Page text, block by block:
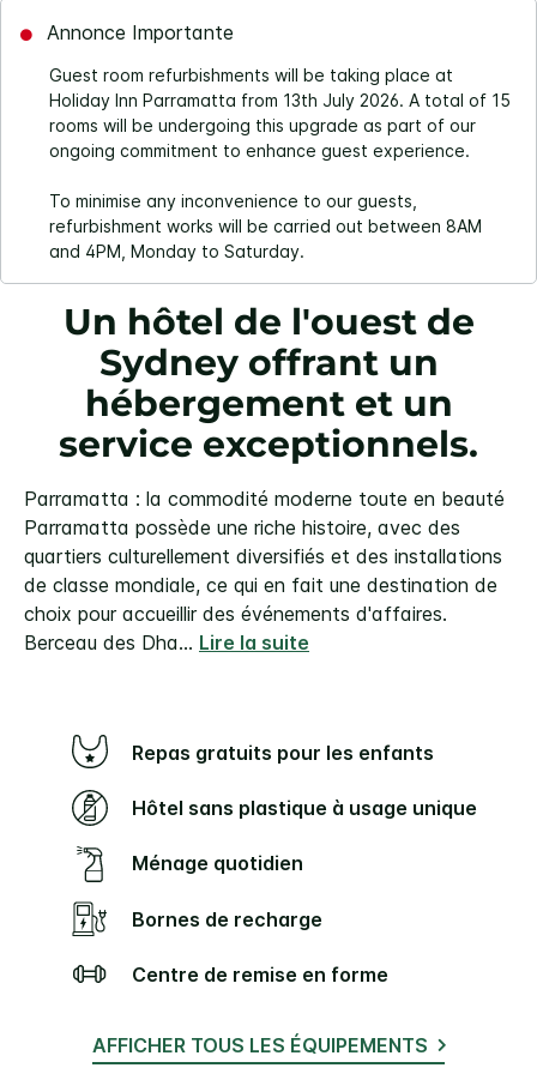
Annonce Importante
Guest room refurbishments will be taking place at
Holiday Inn Parramatta from 13th July 2026. A total of 15
rooms will be undergoing this upgrade as part of our
ongoing commitment to enhance guest experience.
To minimise any inconvenience to our guests,
refurbishment works will be carried out between 8AM
and 4PM, Monday to Saturday.
Un hôtel de l'ouest de
Sydney offrant un
hébergement et un
service exceptionnels.
Parramatta : la commodité moderne toute en beauté
Parramatta possède une riche histoire, avec des
quartiers culturellement diversifiés et des installations
de classe mondiale, ce qui en fait une destination de
choix pour accueillir des événements d'affaires.
Berceau des Dha... Lire la suite
Repas gratuits pour les enfants
Hôtel sans plastique à usage unique
Ménage quotidien
Bornes de recharge
Centre de remise en forme
AFFICHER TOUS LES ÉQUIPEMENTS